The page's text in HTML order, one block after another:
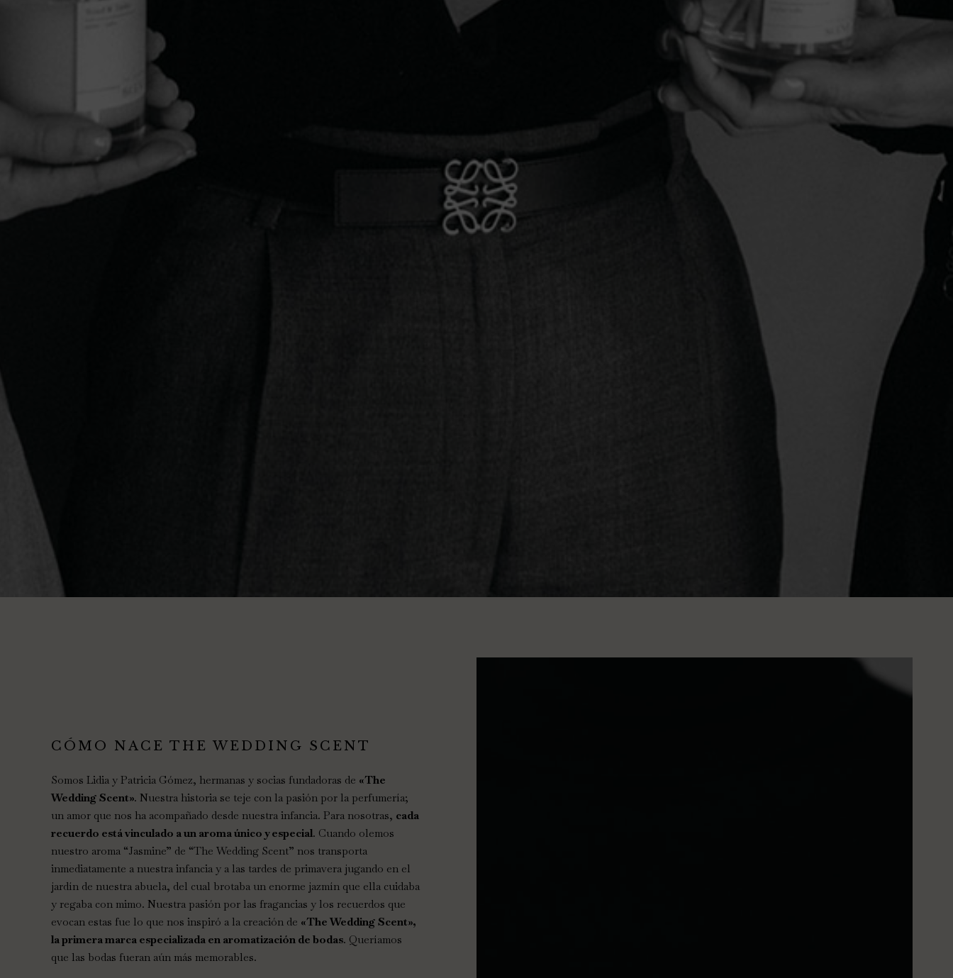
CÓMO NACE THE WEDDING SCENT
Somos Lidia y Patricia Gómez, hermanas y socias fundadoras de «The
Wedding Scent». Nuestra historia se teje con la pasión por la perfumería;
un amor que nos ha acompañado desde nuestra infancia. Para nosotras, cada
recuerdo está vinculado a un aroma único y especial. Cuando olemos
nuestro aroma “Jasmine” de “The Wedding Scent” nos transporta
inmediatamente a nuestra infancia y a las tardes de primavera jugando en el
jardín de nuestra abuela, del cual brotaba un enorme jazmín que ella cuidaba
y regaba con mimo. Nuestra pasión por las fragancias y los recuerdos que
evocan estas fue lo que nos inspiró a la creación de «The Wedding Scent»,
la primera marca especializada en aromatización de bodas. Queríamos
que las bodas fueran aún más memorables.